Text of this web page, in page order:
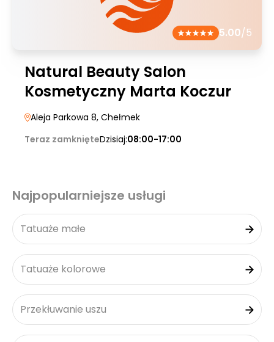
5.00/5
Natural Beauty Salon
Kosmetyczny Marta Koczur
Aleja Parkowa 8, Chełmek
Teraz zamknięteDzisiaj:08:00-17:00
Najpopularniejsze usługi
Tatuaże małe
Tatuaże kolorowe
Przekłuwanie uszu